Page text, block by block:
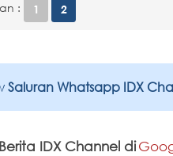
: 1 2
Saluran Whatsapp IDX
IDX Channel di